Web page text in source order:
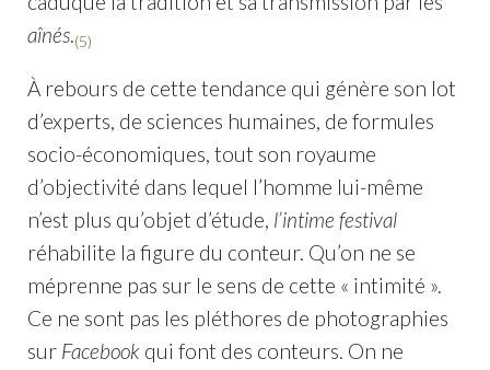
aînés.(5)
À rebours de cette tendance qui génère son lot
d’experts, de sciences humaines, de formules
socio-économiques, tout son royaume
d’objectivité dans lequel l’homme lui-même
n’est plus qu’objet d’étude, l’intime festival
réhabilite la figure du conteur. Qu’on ne se
méprenne pas sur le sens de cette « intimité ».
Ce ne sont pas les pléthores de photographies
sur Facebookqui font des conteurs. On ne